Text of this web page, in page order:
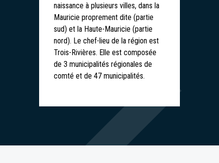
naissance à plusieurs villes, dans la
Mauricie proprement dite (partie
sud) et la Haute-Mauricie (partie
nord). Le chef-lieu de la région est
Trois-Rivières. Elle est composée
de 3 municipalités régionales de
comté et de 47 municipalités.